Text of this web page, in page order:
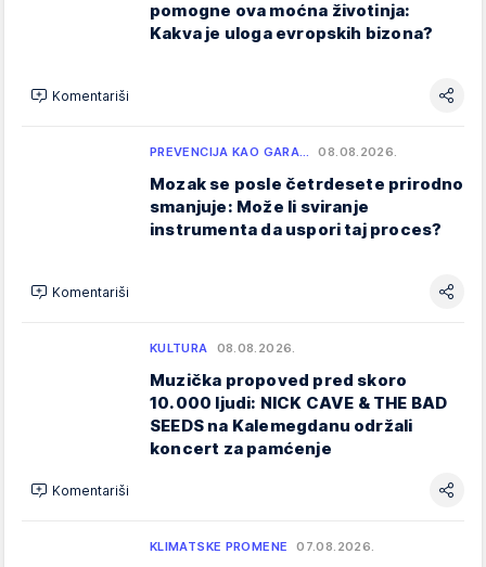
pomogne ova moćna životinja:
Kakva je uloga evropskih bizona?
Komentariši
PREVENCIJA KAO GARA… 08.08.2026.
Mozak se posle četrdesete prirodno
smanjuje: Može li sviranje
instrumenta da uspori taj proces?
Komentariši
KULTURA 08.08.2026.
Muzička propoved pred skoro
10.000 ljudi: NICK CAVE & THE BAD
SEEDS na Kalemegdanu održali
koncert za pamćenje
Komentariši
KLIMATSKE PROMENE 07.08.2026.